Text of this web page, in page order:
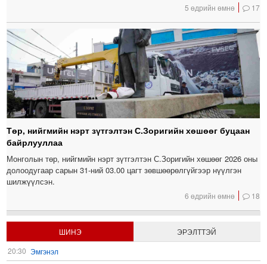
5 өдрийн өмнө 17
Төр, нийгмийн нэрт зүтгэлтэн С.Зоригийн хөшөөг буцаан
байрлууллаа
Монголын төр, нийгмийн нэрт зүтгэлтэн С.Зоригийн хөшөөг 2026 оны
долоодугаар сарын 31-ний 03.00 цагт зөвшөөрөлгүйгээр нүүлгэн
шилжүүлсэн.
6 өдрийн өмнө 18
ШИНЭ
ЭРЭЛТТЭЙ
20:30 Эмгэнэл